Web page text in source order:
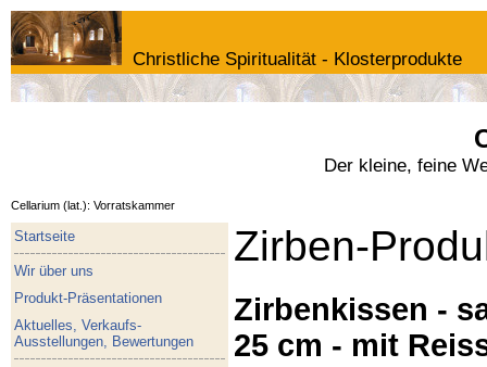
Christliche Spiritualität - Klosterprodukte
Der kleine, feine
Cellarium (lat.): Vorratskammer
Startseite
Wir über uns
Produkt-Präsentationen
Aktuelles, Verkaufs-
Ausstellungen, Bewertungen
Zirben-
Zirbenkissen -
25 cm - mit